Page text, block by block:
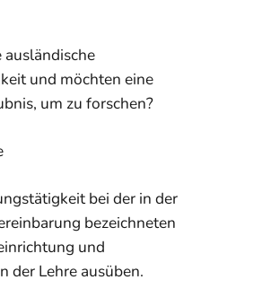
ausländische
und möchten eine
um zu forschen?
bei der in der
bezeichneten
und
der Lehre ausüben.